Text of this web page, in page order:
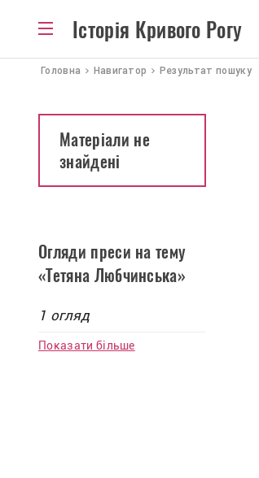
Історія Кривого Рогу
Головна Навигатор Результат пошуку
Матеріали не
знайдені
Огляди преси на тему
«Тетяна Любчинська»
1 огляд
Показати більше